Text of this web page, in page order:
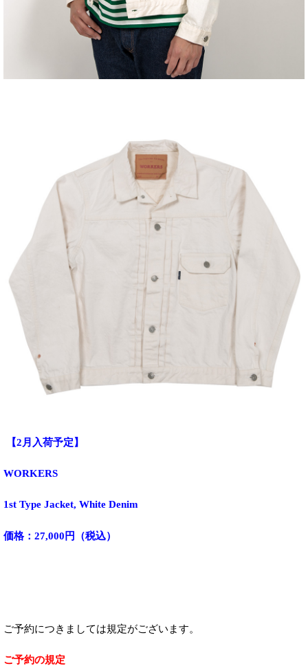
【2月入荷予定】
WORKERS
1st Type Jacket, White Denim
価格：27,000円（税込）
ご予約につきましては規定がございます。
ご予約の規定